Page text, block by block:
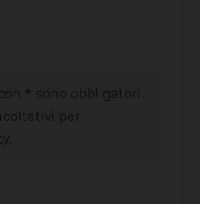
* sono obbligatori.
per